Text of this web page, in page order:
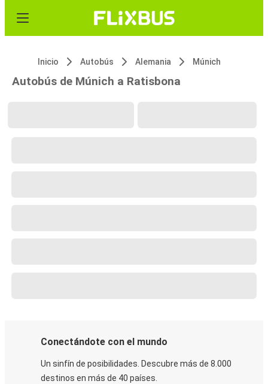
Inicio Autobús Alemania Múnich
Autobús de Múnich a Ratisbona
Conectándote con el mundo
Un sinfín de posibilidades. Descubre más de 8.000
destinos en más de 40 países.